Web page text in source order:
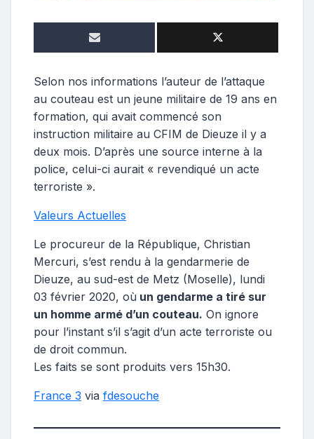
Selon nos informations l’auteur de l’attaque
au couteau est un jeune militaire de 19 ans en
formation, qui avait commencé son
instruction militaire au CFIM de Dieuze il y a
deux mois. D’après une source interne à la
police, celui-ci aurait « revendiqué un acte
terroriste ».
Valeurs Actuelles
Le procureur de la République, Christian
Mercuri, s’est rendu à la gendarmerie de
Dieuze, au sud-est de Metz (Moselle), lundi
03 février 2020, où un gendarme a tiré sur
un homme armé d’un couteau. On ignore
pour l’instant s’il s’agit d’un acte terroriste ou
de droit commun.
Les faits se sont produits vers 15h30.
France 3 via fdesouche